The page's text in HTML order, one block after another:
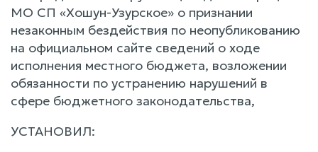
МО СП «Хошун-Узурское» о признании
незаконным бездействия по неопубликованию
на официальном сайте сведений о ходе
исполнения местного бюджета, возложении
обязанности по устранению нарушений в
сфере бюджетного законодательства,
УСТАНОВИЛ: